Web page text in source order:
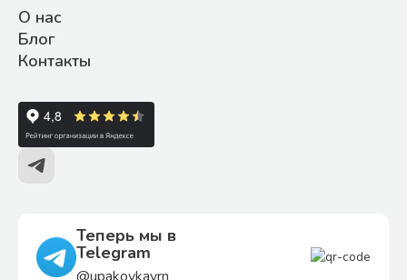
О нас
Блог
Контакты
Теперь мы в
Telegram
@upakovkavrn